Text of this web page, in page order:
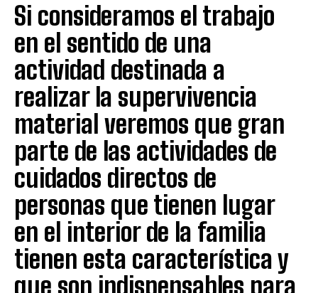
Si consideramos el trabajo
en el sentido de una
actividad destinada a
realizar la supervivencia
material veremos que gran
parte de las actividades de
cuidados directos de
personas que tienen lugar
en el interior de la familia
tienen esta característica y
que son indispensables para